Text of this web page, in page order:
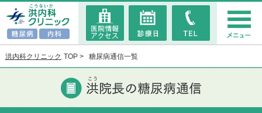
洪内科クリニック TOP 糖尿病通信一覧